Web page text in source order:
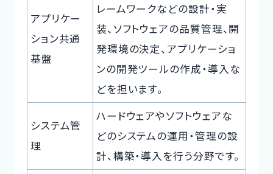
アプリケー
ション共通
基盤
レームワークなどの設計・実
装、ソフトウェアの品質管理、開
発環境の決定、アプリケーショ
ンの開発ツールの作成・導入な
どを担います。
システム管
理
ハードウェアやソフトウェアな
どのシステムの運用・管理の設
計、構築・導入を行う分野です。